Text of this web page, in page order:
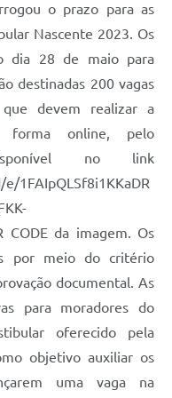
o prazo para as
Nascente 2023. Os
dia 28 de maio para
destinadas 200 vagas
devem realizar a
forma online, pelo
no link
1FAIpQLSf8i1KKaDR
CODE da imagem. Os
por meio do critério
documental. As
para moradores do
oferecido pela
objetivo auxiliar os
uma vaga na